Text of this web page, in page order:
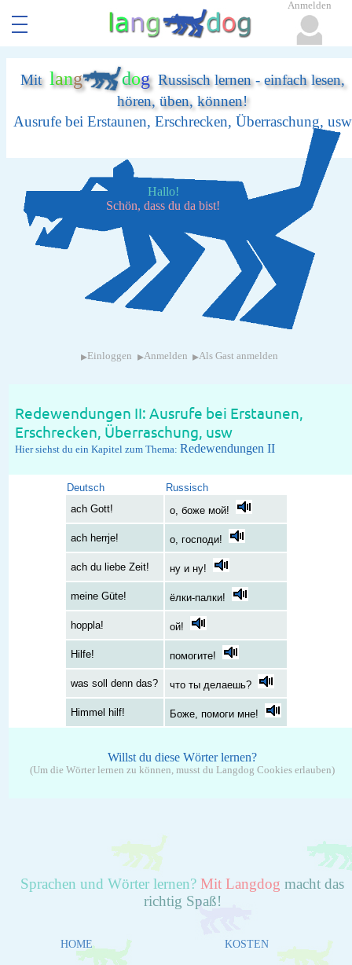
Mit lang dogRussisch lernen - einfach lesen,
hören, üben, können!
Ausrufe bei Erstaunen, Erschrecken, Überraschung, usw
Hallo!
Schön, dass du da bist!
▸ Einloggen ▸Anmelden ▸Als Gast anmelden
Redewendungen II: Ausrufe bei Erstaunen,
Erschrecken, Überraschung, usw
Hier siehst du ein Kapitel zum Thema: Redewendungen II
Deutsch
Russisch
ach Gott!
о, боже мой!
ach herrje! о, господи!
ach du liebe Zeit! ну и ну!
meine Güte! ёлки-палки!
hoppla! ой!
Hilfe! помогите!
was soll denn das? что ты делаешь?
Himmel hilf! Боже, помоги мне!
Willst du diese Wörter lernen?
(Um die Wörter lernen zu können, musst du Langdog Cookies erlauben)
Sprachen und Wörter lernen? Mit Langdog macht das
richtig Spaß!
HOME KOSTEN
Anmelden